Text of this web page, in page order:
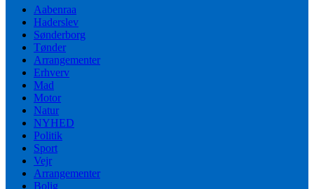
Aabenraa
Haderslev
Sønderborg
Tønder
Arrangementer
Erhverv
Mad
Motor
Natur
NYHED
Politik
Sport
Vejr
Arrangementer
Bolig